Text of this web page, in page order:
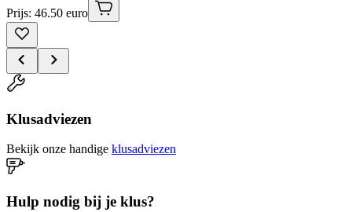
Prijs: 46.50 euro
Klusadviezen
Bekijk onze handige klusadviezen
Hulp nodig bij je klus?